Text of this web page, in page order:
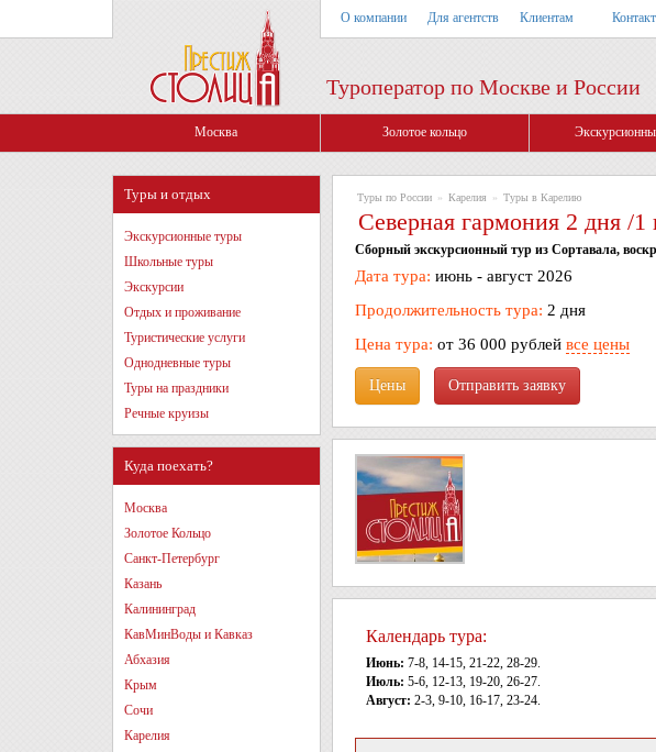
О компании Для агентств Клиентам
Туроператор по Москве и России
Москва Золотое кольцо
Туры и отдых
Экскурсионные туры
Школьные туры
Экскурсии
Отдых и проживание
Туристические услуги
Однодневные туры
Туры на праздники
Речные круизы
Куда поехать?
Москва
Золотое Кольцо
Санкт-Петербург
Казань
Калининград
КавМинВоды и Кавказ
Абхазия
Крым
Сочи
Карелия
Туры по России » Карелия » Туры в Карелию
Северная гармония 2 дня /1
Сборный экскурсионный тур из Сортавала,
Дата тура: июнь - август 2026
Продолжительность тура: 2 дня
Цена тура: от 36 000 рублей все цены
Цены
Календарь тура:
Июнь: 7-8, 14-15, 21-22, 28-29.
Июль: 5-6, 12-13, 19-20, 26-27.
Август: 2-3, 9-10, 16-17, 23-24.